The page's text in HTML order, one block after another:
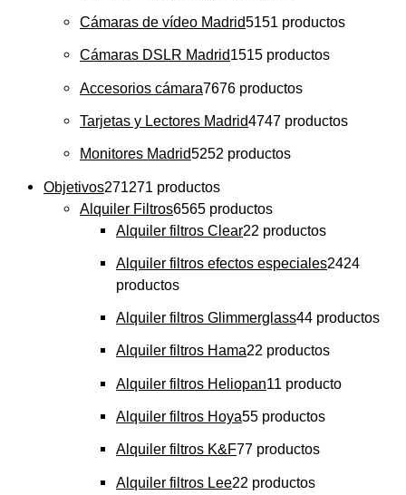
Cámaras de vídeo Madrid5151 productos
Cámaras DSLR Madrid1515 productos
Accesorios cámara7676 productos
Tarjetas y Lectores Madrid4747 productos
Monitores Madrid5252 productos
Objetivos271 271 productos
Alquiler Filtros6565 productos
Alquiler filtros Clear22 productos
Alquiler filtros efectos especiales2424
productos
Alquiler filtros Glimmerglass44 productos
Alquiler filtros Hama22 productos
Alquiler filtros Heliopan11 producto
Alquiler filtros Hoya55 productos
Alquiler filtros K&F77 productos
Alquiler filtros Lee22 productos